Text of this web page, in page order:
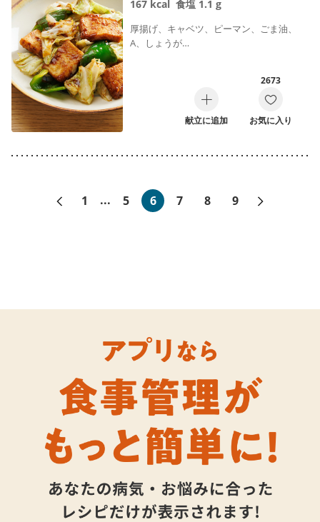
167 kcal 食塩 1.1 g
厚揚げ、キャベツ、ピーマン、ごま油、
A、しょうが…
献立に追加
2673
お気に入り
«前へ
1 ... 5 6 7 8 9